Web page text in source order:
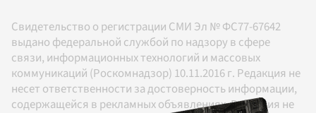
Свидетельство о регистрации СМИ Эл № ФС77-67642
выдано федеральной службой по надзору в сфере
связи, информационных технологий и массовых
коммуникаций (Роскомнадзор) 10.11.2016 г. Редакция не
несет ответственности за достоверность информации,
содержащейся в рекламных объявлениях. Редакция не